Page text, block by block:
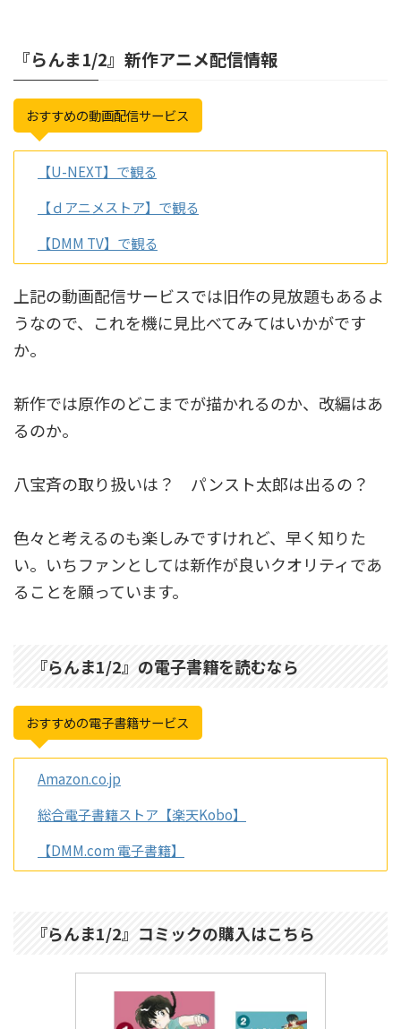
『らんま1/2』新作アニメ配信情報
おすすめの動画配信サービス
【U-NEXT】で観る
【ｄアニメストア】で観る
【DMM TV】で観る
上記の動画配信サービスでは旧作の見放題もあるよ
うなので、これを機に見比べてみてはいかがです
か。
新作では原作のどこまでが描かれるのか、改編はあ
るのか。
八宝斉の取り扱いは？ パンスト太郎は出るの？
色々と考えるのも楽しみですけれど、早く知りた
い。いちファンとしては新作が良いクオリティであ
ることを願っています。
『らんま1/2』の電子書籍を読むなら
おすすめの電子書籍サービス
Amazon.co.jp
総合電子書籍ストア【楽天Kobo】
【DMM.com 電子書籍】
『らんま1/2』コミックの購入はこちら